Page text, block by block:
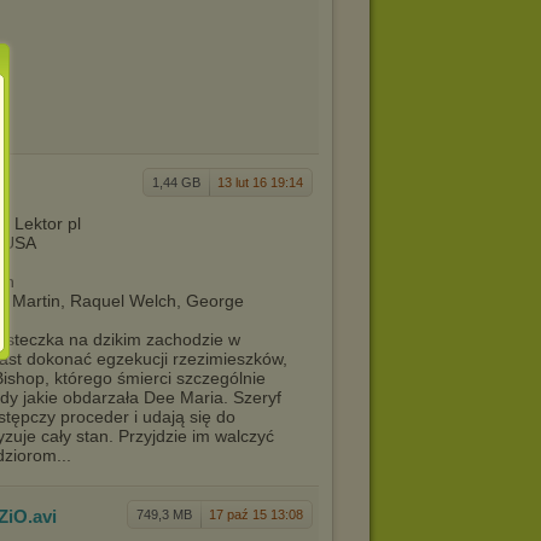
1,44 GB 13 lut 16 19:14
Lektor pl
Martin, Raquel Welch, George
na dzikim zachodzie w
dokonać egzekucji rzezimieszków,
którego śmierci szczególnie
jakie obdarzała Dee Maria. Szeryf
proceder i udają się do
cały stan. Przyjdzie im walczyć
749,3 MB 17 paź 15 13:08
.avi